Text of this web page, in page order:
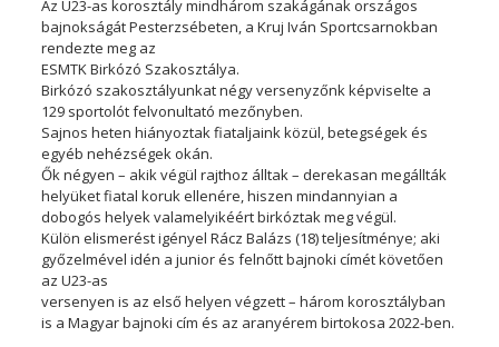
Az U23-as korosztály mindhárom szakágának országos
bajnokságát Pesterzsébeten, a Kruj Iván Sportcsarnokban
rendezte meg az
ESMTK Birkózó Szakosztálya.
Birkózó szakosztályunkat négy versenyzőnk képviselte a
129 sportolót felvonultató mezőnyben.
Sajnos heten hiányoztak fiataljaink közül, betegségek és
egyéb nehézségek okán.
Ők négyen – akik végül rajthoz álltak – derekasan megállták
helyüket fiatal koruk ellenére, hiszen mindannyian a
dobogós helyek valamelyikéért birkóztak meg végül.
Külön elismerést igényel Rácz Balázs (18) teljesítménye; aki
győzelmével idén a junior és felnőtt bajnoki címét követően
az U23-as
versenyen is az első helyen végzett – három korosztályban
is a Magyar bajnoki cím és az aranyérem birtokosa 2022-ben.